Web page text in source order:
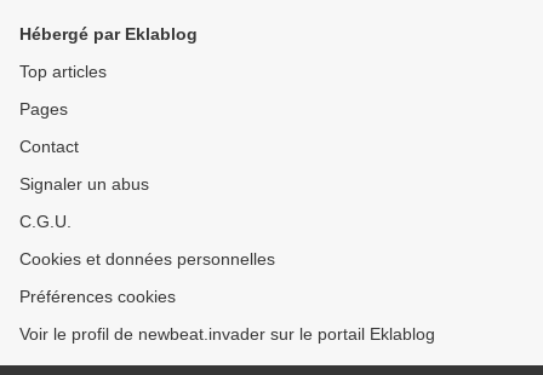
Hébergé par Eklablog
Top articles
Pages
Contact
Signaler un abus
C.G.U.
Cookies et données personnelles
Préférences cookies
Voir le profil de newbeat.invader sur le portail Eklablog